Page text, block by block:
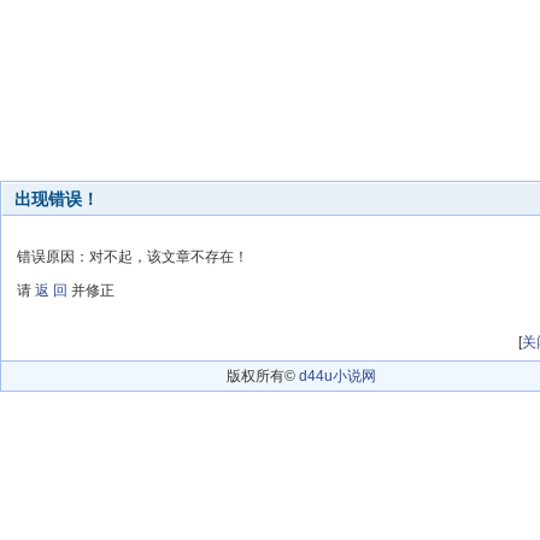
出现错误！
错误原因：对不起，该文章不存在！
请 返 回 并修正
[关
版权所有© d44u小说网